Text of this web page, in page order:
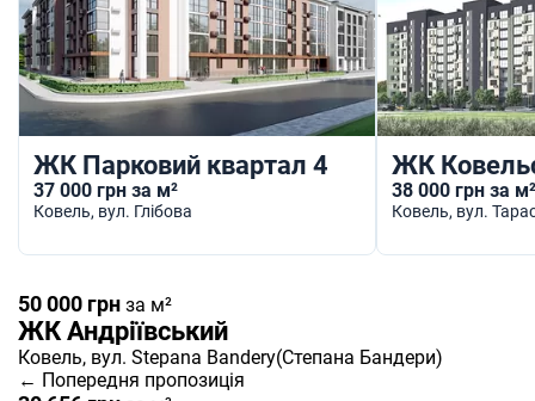
ЖК Парковий квартал 4
37 000 грн за м²
Ковель, вул. Глібова
ЖК
38 000 грн за м²
Ковель, вул.
50 000 грн за м²
ЖК Андріївський
Ковель, вул. Stepana Bandery(Степана Бандери)
← Попередня пропозиція